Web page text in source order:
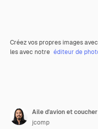
Créez vos propres images
les avec notre éditeur de
Aile d'avion et
jcomp